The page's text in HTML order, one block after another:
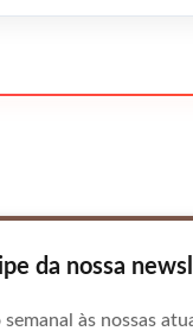
da nossa
semanal às nossas